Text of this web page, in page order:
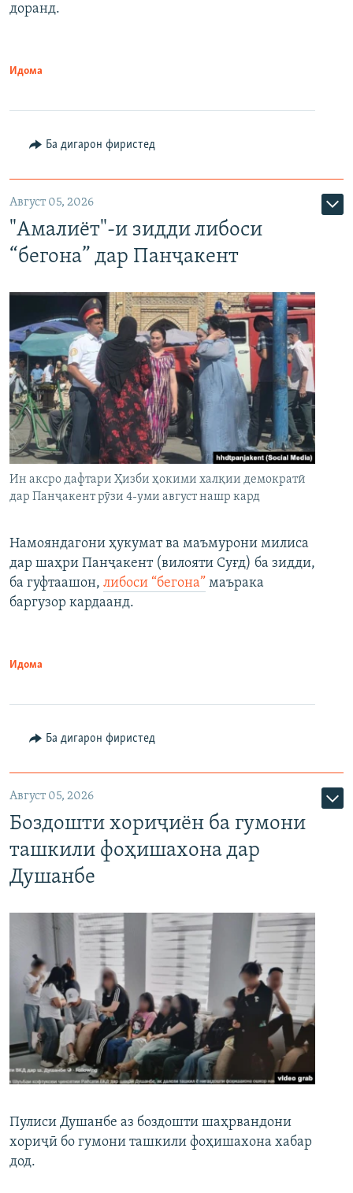
доранд.
Идома
Ба дигарон фиристед
Август 05, 2026
"Амалиёт"-и зидди либоси
“бегона” дар Панҷакент
Ин аксро дафтари Ҳизби ҳокими халқии демократӣ
дар Панҷакент рӯзи 4-уми август нашр кард
Намояндагони ҳукумат ва маъмурони милиса
дар шаҳри Панҷакент (вилояти Суғд) ба зидди,
ба гуфтаашон, либоси “бегона” маърака
баргузор кардаанд.
Идома
Ба дигарон фиристед
Август 05, 2026
Боздошти хориҷиён ба гумони
ташкили фоҳишахона дар
Душанбе
Пулиси Душанбе аз боздошти шаҳрвандони
хориҷӣ бо гумони ташкили фоҳишахона хабар
дод.